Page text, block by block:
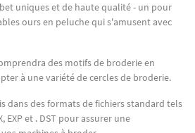
uniques et de haute qualité - un pour
ours en peluche qui s'amusent avec
des motifs de broderie en
à une variété de cercles de broderie.
dans des formats de fichiers standard tels
EXP et . DST pour assurer une